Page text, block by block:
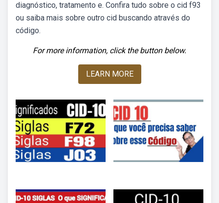
diagnóstico, tratamento e. Confira tudo sobre o cid f93
ou saiba mais sobre outro cid buscando através do
código.
For more information, click the button below.
LEARN MORE